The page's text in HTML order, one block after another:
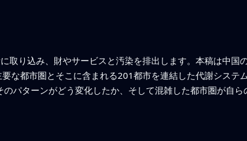
取り込み、財やサービスと汚染を排出します。本稿は中国
な都市圏とそこに含まれる201都市を連結した代謝システ
パターンがどう変化したか、そして混雑した都市圏が自